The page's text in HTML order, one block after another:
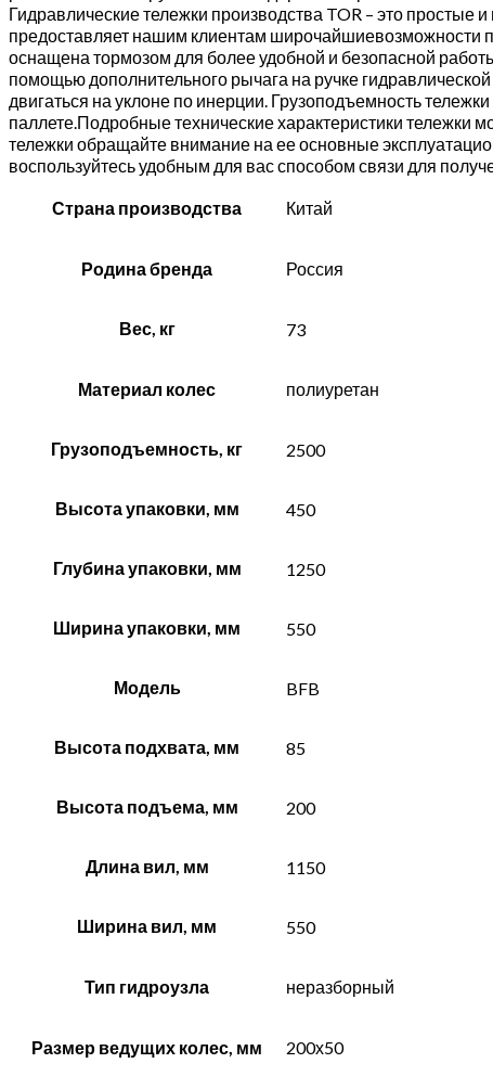
Гидравлические тележки производства TOR – это
предоставляет нашим клиентам широчайшиевозможности
оснащена тормозом для более удобной и безопасной
помощью дополнительного рычага на ручке
двигаться на уклоне по инерции. Грузоподъемность
паллете.Подробные технические характеристики тележки
тележки обращайте внимание на ее основные
воспользуйтесь удобным для вас способом связи для
Страна производства Китай
Родина бренда Россия
Вес, кг 73
Материал колес полиуретан
Грузоподъемность, кг 2500
Высота упаковки, мм 450
Глубина упаковки, мм 1250
Ширина упаковки, мм 550
Модель BFB
Высота подхвата, мм 85
Высота подъема, мм 200
Длина вил, мм 1150
Ширина вил, мм 550
Тип гидроузла неразборный
Размер ведущих колес, мм 200х50